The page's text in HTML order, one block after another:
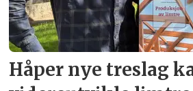
Håper nye treslag